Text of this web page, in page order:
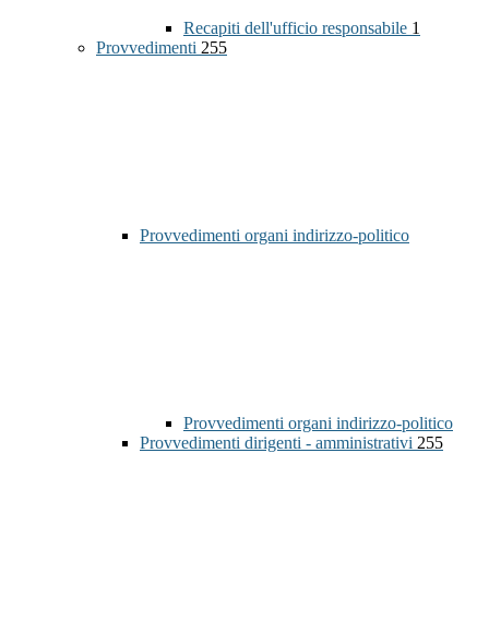
Recapiti dell'ufficio responsabile 1
Provvedimenti 255
Provvedimenti organi indirizzo-politico
Provvedimenti organi indirizzo-politico
Provvedimenti dirigenti - amministrativi 255